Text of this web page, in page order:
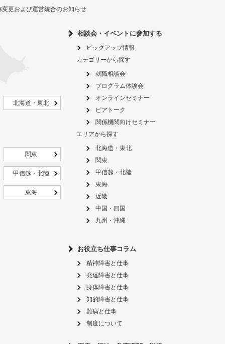
更および運営統合のお知らせ
北海道・東北
関東
甲信越・北陸
東海
相談会・イベントに参加する
ピックアップ情報
カテゴリーから探す
就職相談会
プログラム体験会
オンラインセミナー
ピアトーク
関係機関向けセミナー
エリアから探す
北海道・東北
関東
甲信越・北陸
東海
近畿
中国・四国
九州・沖縄
お役立ち仕事コラム
精神障害と仕事
発達障害と仕事
身体障害と仕事
知的障害と仕事
難病と仕事
制度について